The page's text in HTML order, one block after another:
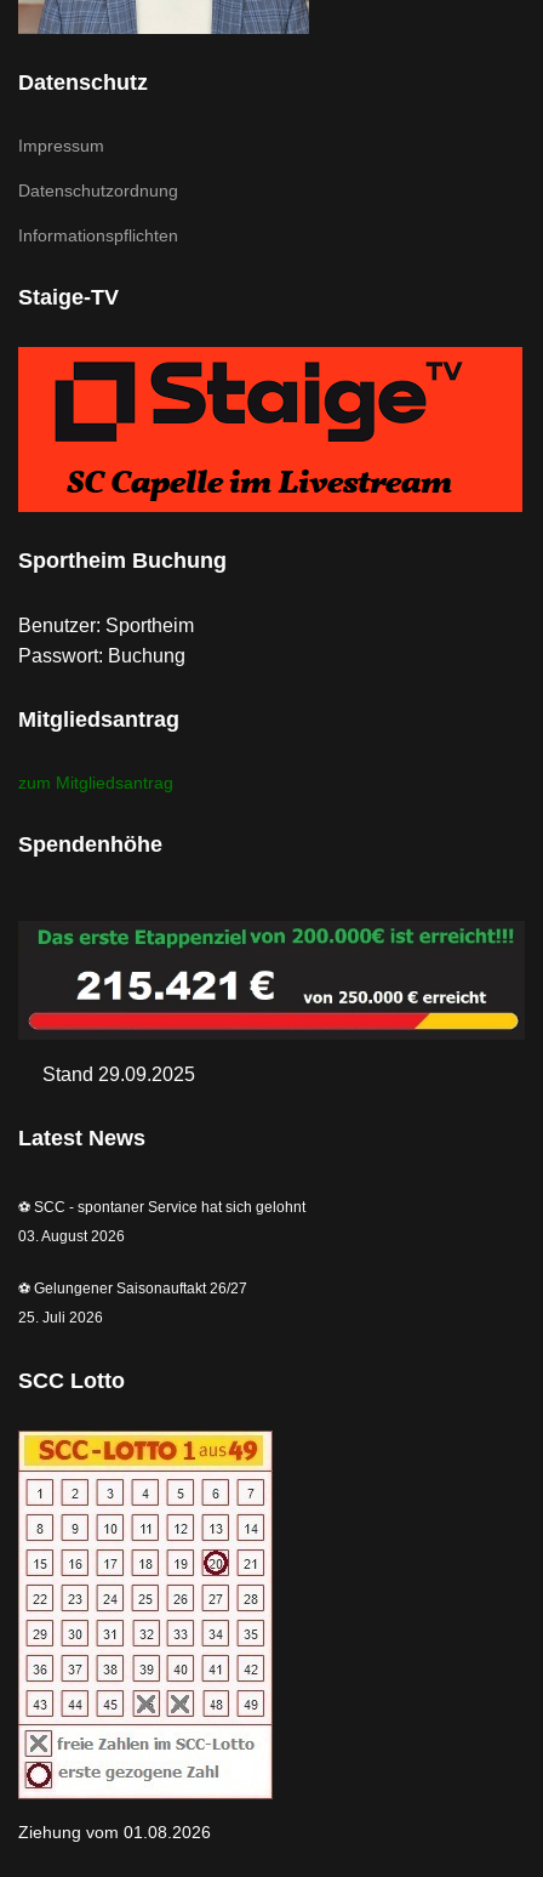
Datenschutz
Impressum
Datenschutzordnung
Informationspflichten
Staige-TV
Sportheim Buchung
Benutzer: Sportheim
Passwort: Buchung
Mitgliedsantrag
zum Mitgliedsantrag
Spendenhöhe
Stand 29.09.2025
Latest News
⚽️ SCC - spontaner Service hat sich gelohnt
03. August 2026
⚽️ Gelungener Saisonauftakt 26/27
25. Juli 2026
SCC Lotto
Ziehung vom 01.08.2026